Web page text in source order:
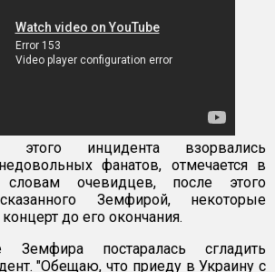
этого инцидента взорвались
фанатов, отмечается в
очевидцев, после этого
Земфирой, некоторые
до его окончания.
постаралась сгладить
"Обещаю, что приеду в Украину с